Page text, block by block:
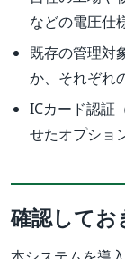
などの電圧仕
既存の管理対
か、それぞれ
ICカード認証
せたオプショ
確認してお